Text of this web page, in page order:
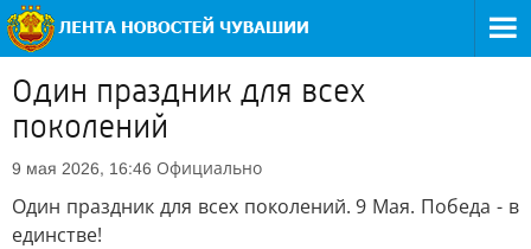
Один праздник для всех
поколений
9 мая 2026, 16:46 Официально
Один праздник для всех поколений. 9 Мая. Победа - в
единстве!